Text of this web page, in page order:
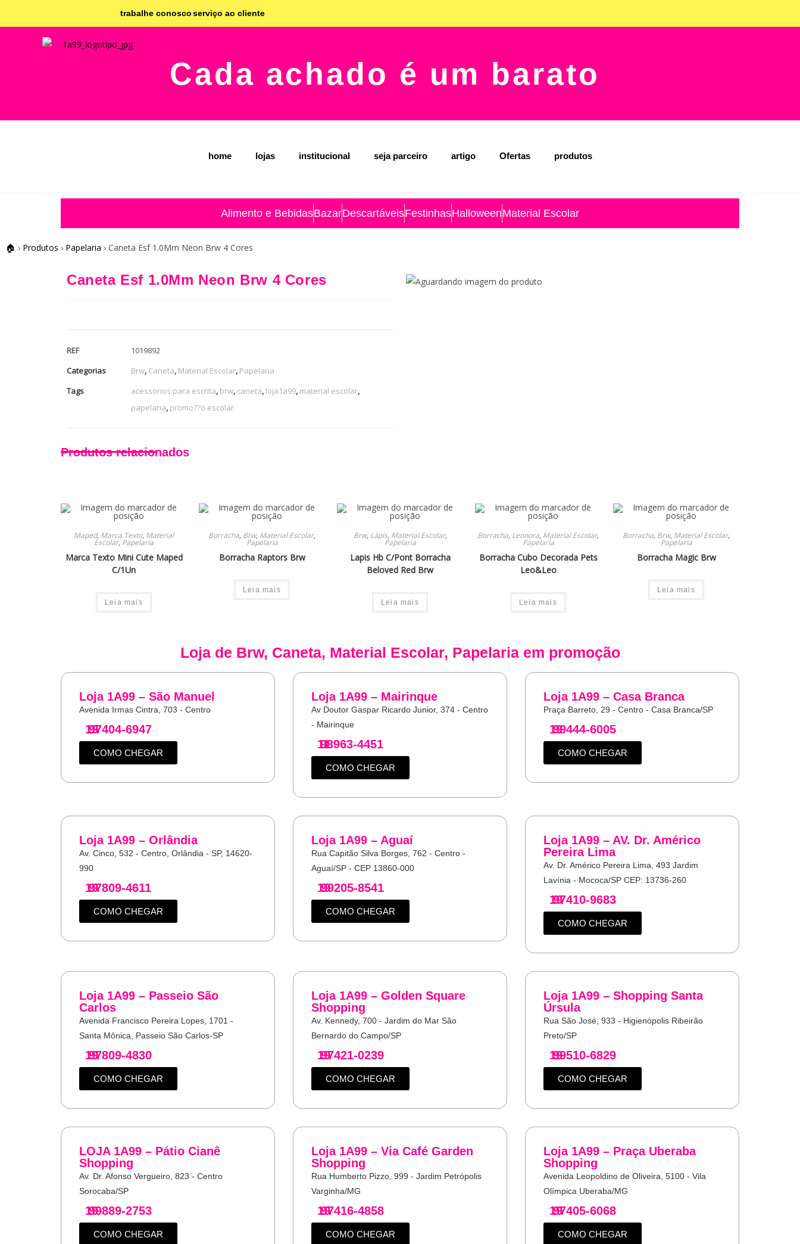
trabalhe conoscoserviço ao cliente
Cada achado é um barato
home lojas institucional seja parceiro artigo Ofertas produtos
Alimento e BebidasBazarDescartáveisFestinhasHalloweenMaterial Escolar
🏠 › Produtos › Papelaria › Caneta Esf 1.0Mm Neon Brw 4 Cores
Caneta Esf 1.0Mm Neon Brw 4 Cores
REF
1019892
Categorias
Brw, Caneta, Material Escolar, Papelaria
Tags
acessorios para escrita, brw, caneta, loja1a99, material escolar,
papelaria, promo??o escolar
Produtos relacionados
Maped, Marca Texto, Material
Escolar, Papelaria
Marca Texto Mini Cute Maped
C/1Un
Leia mais
Borracha, Brw, Material Escolar,
Papelaria
Borracha Raptors Brw
Leia mais
Brw, Lápis, Material Escolar,
Papelaria
Lapis Hb C/Pont Borracha
Beloved Red Brw
Leia mais
Borracha, Leonora, Material Escolar,
Papelaria
Borracha Cubo Decorada Pets
Leo&Leo
Leia mais
Borracha, Brw, Material Escolar,
Papelaria
Borracha Magic Brw
Leia mais
Loja de Brw, Caneta, Material Escolar, Papelariaem promoção
Loja 1A99 – São Manuel
Avenida Irmas Cintra, 703 - Centro
19
97404-6947
COMO CHEGAR
Loja 1A99 – Mairinque
Av Doutor Gaspar Ricardo Junior, 374 - Centro
- Mairinque
11
98963-4451
COMO CHEGAR
Loja 1A99 – Casa Branca
Praça Barreto, 29 - Centro - Casa Branca/SP
19
99444-6005
COMO CHEGAR
Loja 1A99 – Orlândia
Av. Cinco, 532 - Centro, Orlândia - SP, 14620-
990
19
97809-4611
COMO CHEGAR
Loja 1A99 – Aguaí
Rua Capitão Silva Borges, 762 - Centro -
Aguaí/SP - CEP 13860-000
19
99205-8541
COMO CHEGAR
Loja 1A99 – AV. Dr. Américo
Pereira Lima
Av. Dr. Américo Pereira Lima, 493 Jardim
Lavínia - Mococa/SP CEP: 13736-260
19
97410-9683
COMO CHEGAR
Loja 1A99 – Passeio São
Carlos
Avenida Francisco Pereira Lopes, 1701 -
Santa Mônica, Passeio São Carlos-SP
19
97809-4830
COMO CHEGAR
Loja 1A99 – Golden Square
Shopping
Av. Kennedy, 700 - Jardim do Mar São
Bernardo do Campo/SP
19
97421-0239
COMO CHEGAR
Loja 1A99 – Shopping Santa
Úrsula
Rua São José, 933 - Higienópolis Ribeirão
Preto/SP
19
99510-6829
COMO CHEGAR
LOJA 1A99 – Pátio Cianê
Shopping
Av. Dr. Afonso Vergueiro, 823 - Centro
Sorocaba/SP
19
99889-2753
COMO CHEGAR
Loja 1A99 – Via Café Garden
Shopping
Rua Humberto Pizzo, 999 - Jardim Petrópolis
Varginha/MG
19
97416-4858
COMO CHEGAR
Loja 1A99 – Praça Uberaba
Shopping
Avenida Leopoldino de Oliveira, 5100 - Vila
Olímpica Uberaba/MG
19
97405-6068
COMO CHEGAR